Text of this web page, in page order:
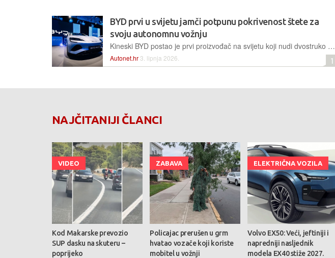
BYD prvi u svijetu jamči potpunu pokrivenost štete za
svoju autonomnu vožnju
Kineski BYD postao je prvi proizvođač na svijetu koji nudi dvostruko pokriće štete koju bi mogli izazvati njihovi napredni sustave pomoći vozaču, za sada samo na području Kine
Autonet.hr 3. lipnja 2026. 1
NAJČITANIJI ČLANCI
VIDEO
Kod Makarske prevozio
SUP dasku na skuteru –
poprijeko
ZABAVA
Policajac prerušen u grm
hvatao vozače koji koriste
mobitel u vožnji
ELEKTRIČNA VOZILA
Volvo EX50: Veći, jeftiniji i
napredniji nasljednik
modela EX40 stiže 2027.